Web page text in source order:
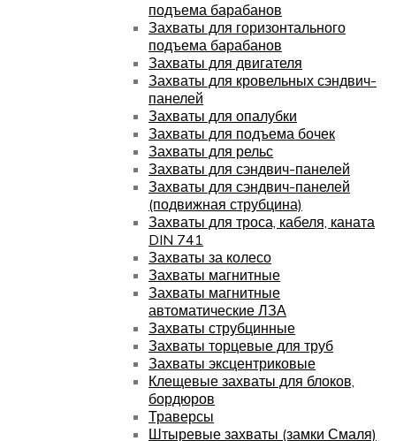
подъема барабанов
Захваты для горизонтального
подъема барабанов
Захваты для двигателя
Захваты для кровельных сэндвич-
панелей
Захваты для опалубки
Захваты для подъема бочек
Захваты для рельс
Захваты для сэндвич-панелей
Захваты для сэндвич-панелей
(подвижная струбцина)
Захваты для троса, кабеля, каната
DIN 741
Захваты за колесо
Захваты магнитные
Захваты магнитные
автоматические ЛЗА
Захваты струбцинные
Захваты торцевые для труб
Захваты эксцентриковые
Клещевые захваты для блоков,
бордюров
Траверсы
Штыревые захваты (замки Смаля)